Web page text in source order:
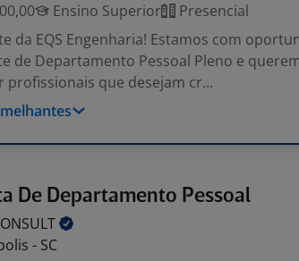
Ensino Superior
Presencial
da EQS Engenharia! Estamos com
de Departamento Pessoal Pleno e
profissionais que desejam cr...
De Departamento Pessoal
- SC